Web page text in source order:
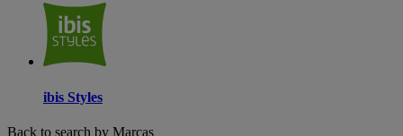
ibis Styles
Back to search by Marcas